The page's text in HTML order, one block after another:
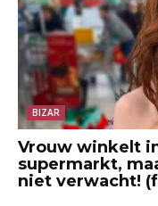
BIZAR
Vrouw winkelt
supermarkt,
niet verwacht!